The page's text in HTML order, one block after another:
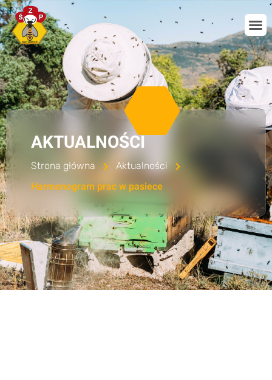
AKTUALNOŚCI
Strona główna Aktualności
Harmonogram prac w pasiece